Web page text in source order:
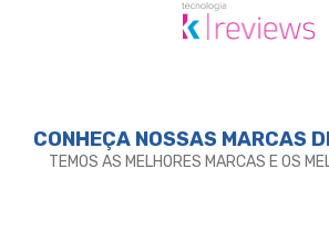
CONHEÇA NOSSAS MARCAS
TEMOS AS MELHORES MARCAS E OS